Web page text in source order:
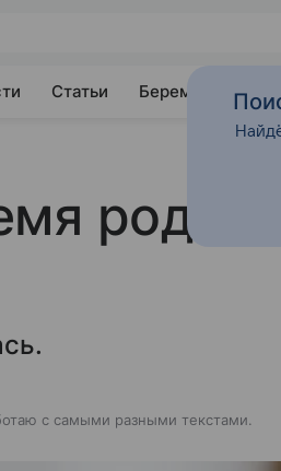
Статьи Беременность
родов
с самыми разными текстами.